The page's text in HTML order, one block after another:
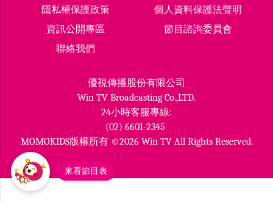
隱私權保護政策
個人資料保護法聲明
資訊公開專區
節目諮詢委員會
聯絡我們
優視傳播股份有限公司
Win TV Broadcasting Co.,LTD.
24小時客服專線:
(02) 6601-2345
MOMOKIDS版權所有 ©2026 Win TV All Rights Reserved.
來看節目表